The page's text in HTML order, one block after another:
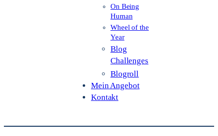
On Being
Human
Wheel of the
Year
Blog
Challenges
Blogroll
Mein Angebot
Kontakt